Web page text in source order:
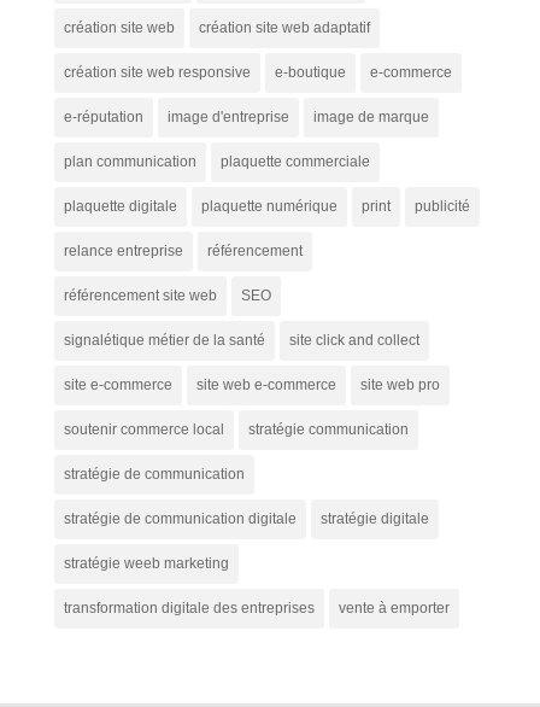
création site web création site web adaptatif
création site web responsive e-boutique e-commerce
e-réputation image d'entreprise image de marque
plan communication plaquette commerciale
plaquette digitale plaquette numérique print publicité
relance entreprise référencement
référencement site web SEO
signalétique métier de la santé site click and collect
site e-commerce site web e-commerce site web pro
soutenir commerce local stratégie communication
stratégie de communication
stratégie de communication digitale stratégie digitale
stratégie weeb marketing
transformation digitale des entreprises vente à emporter